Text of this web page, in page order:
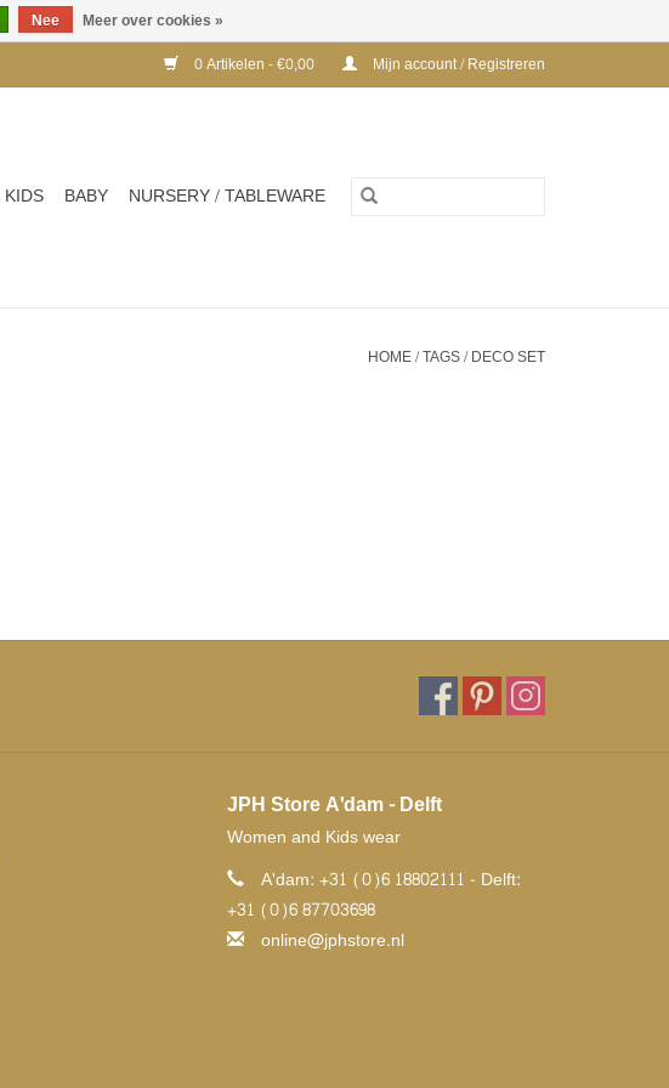
0 Artikelen - €0,00 Mijn account / Registreren
KIDS BABY NURSERY / TABLEWARE
HOME/TAGS/DECO SET
JPH Store A'dam - Delft
Women and Kids wear
A'dam: +31 (0)6 18802111 - Delft:
+31 (0)6 87703698
online@jphstore.nl
Nee Meer over cookies »